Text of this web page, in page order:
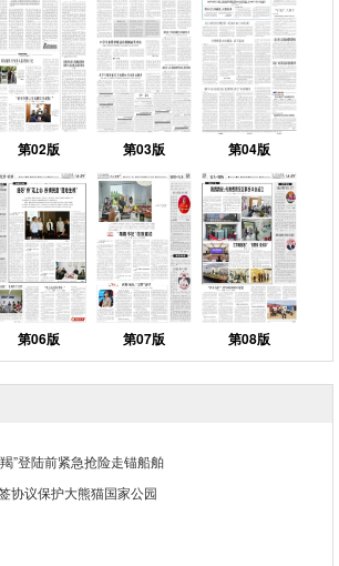
第02版 第03版 第04版
第06版 第07版 第08版
”登陆前紧急抢险走锚船舶
协议保护大熊猫国家公园